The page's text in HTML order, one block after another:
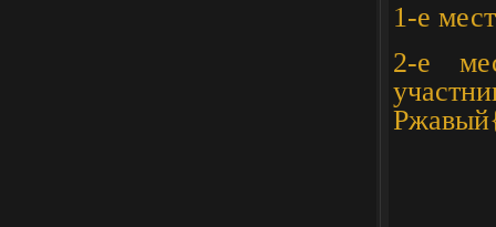
1-е
2-е